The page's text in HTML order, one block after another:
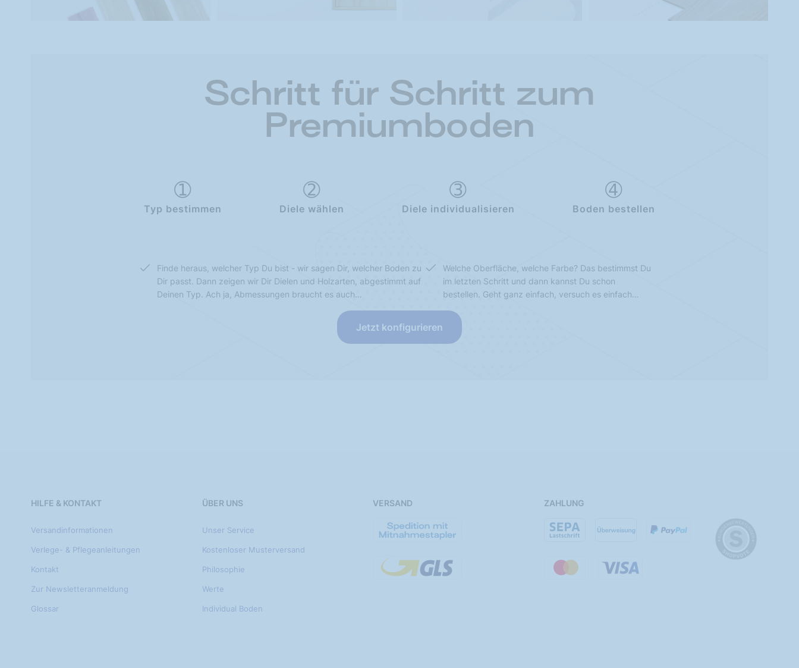
Schritt für Schritt zum
Premiumboden
Typ bestimmen Diele wählen Diele individualisieren Boden bestellen
Finde heraus, welcher Typ Du bist - wir sagen Dir, welcher Boden zu
Dir passt. Dann zeigen wir Dir Dielen und Holzarten, abgestimmt auf
Deinen Typ. Ach ja, Abmessungen braucht es auch…
Welche Oberfläche, welche Farbe? Das bestimmst Du
im letzten Schritt und dann kannst Du schon
bestellen. Geht ganz einfach, versuch es einfach…
Jetzt konfigurieren
HILFE & KONTAKT
Versandinformationen
Verlege- & Pflegeanleitungen
Kontakt
Zur Newsletteranmeldung
Glossar
ÜBER UNS
Unser Service
Kostenloser Musterversand
Philosophie
Werte
Individual Boden
VERSAND ZAHLUNG